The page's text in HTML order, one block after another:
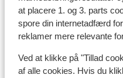
at placere 1. og 3. parts
spore din internetadfærd
reklamer mere relevante
Ved at klikke på "Tillad
af alle cookies. Hvis du
Résidence l'Alpeggio
Chalet Grizzly